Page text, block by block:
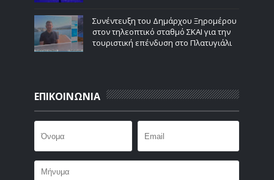
Συνέντευξη του Δημάρχου Ξηρομέρου
στον τηλεοπτικό σταθμό ΣΚΑΙ για την
τουριστική επένδυση στο Πλατυγιάλι
ΕΠΙΚΟΙΝΩΝΙΑ